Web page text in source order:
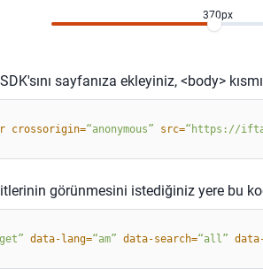
370px
sayfanıza ekleyiniz, <body>
crossorigin=“anonymous” src=“ https://
görünmesini istediğiniz yere bu
data-lang=“am” data-search=“all”